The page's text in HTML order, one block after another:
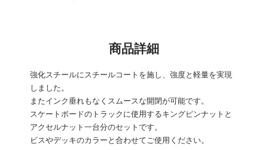
商品詳細
強化スチールにスチールコートを施し、強度と軽量を実現
しました。
またインク垂れもなくスムースな開閉が可能です。
スケートボードのトラックに使用するキングピンナットと
アクセルナット一台分のセットです。
ビスやデッキのカラーと合わせてご使用ください。